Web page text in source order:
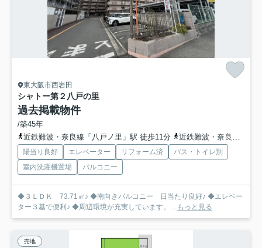
東大阪市西岩田
シャトー第２八戸の里
過去掲載物件
/築45年
近鉄難波・奈良線「八戸ノ里」駅 徒歩11分
近鉄難波・奈良線「若江岩田」駅 徒歩20分
陽当り良好 エレベーター リフォーム済
バス・トイレ別
室内洗濯機置場
バルコニー
◆３ＬＤＫ 73.71㎡♪ ◆南向きバルコニー 日当たり良好♪ ◆エレベー
ター３基で便利♪ ◆周辺環境が充実しています。... もっと見る
売地